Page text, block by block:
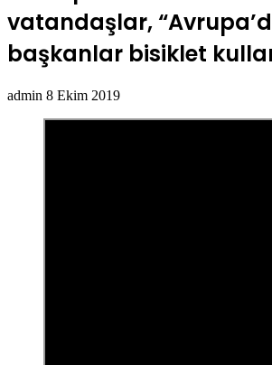
vatandaşlar,
başkanlar bisiklet
admin Bir
8 Ekim 2019